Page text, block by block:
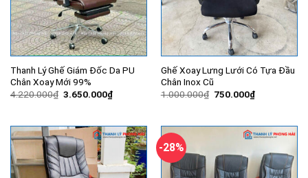
Thanh Lý Ghế Giám Đốc Da PU
Chân Xoay Mới 99%
4.220.000₫ Giá
3.650.000₫Giá
hiện
3.650.000₫.
Ghế Xoay Lưng Lưới Có Tựa Đầu
Chân Inox Cũ
1.000.000₫ Giá
750.000₫Giá
hiện
750.000₫.
-28%